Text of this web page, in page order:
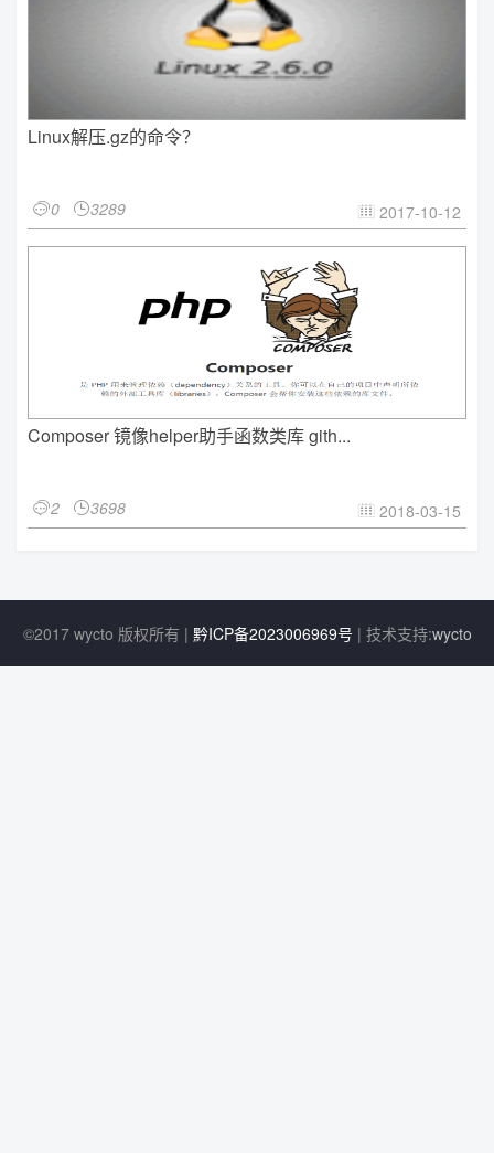
Linux解压.gz的命令？
0 3289  2017-10-12
Composer 镜像helper助手函数类库 gith...
2 3698  2018-03-15
©2017 wycto 版权所有 | 黔ICP备2023006969号 | 技术支持:wycto